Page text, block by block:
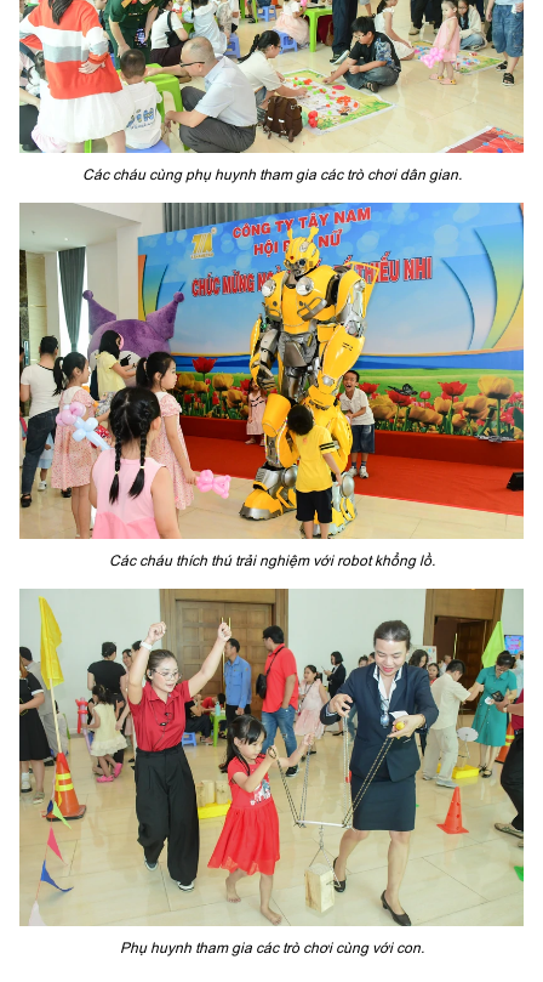
Các cháu cùng phụ huynh tham gia các trò chơi dân gian.
Các cháu thích thú trải nghiệm với robot khổng lồ.
Phụ huynh tham gia các trò chơi cùng với con.